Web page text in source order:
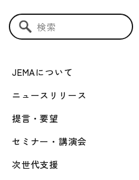
検索キーワード入力
JEMAについて
ニュースリリース
提言・要望
セミナー・講演会
次世代支援
連
！